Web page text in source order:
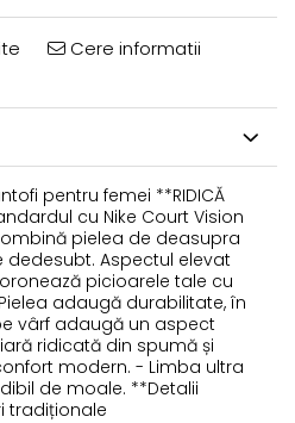
Cere informatii
pentru femei **RIDICĂ
cu Nike Court Vision
pielea de deasupra
Aspectul elevat
picioarele tale cu
adaugă durabilitate, în
vârf adaugă un aspect
ridicată din spumă și
modern. - Limba ultra
de moale. **Detalii
tradiționale